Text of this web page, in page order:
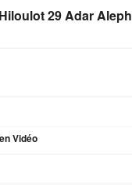
Hiloulot 29 Adar Aleph
Vidéo